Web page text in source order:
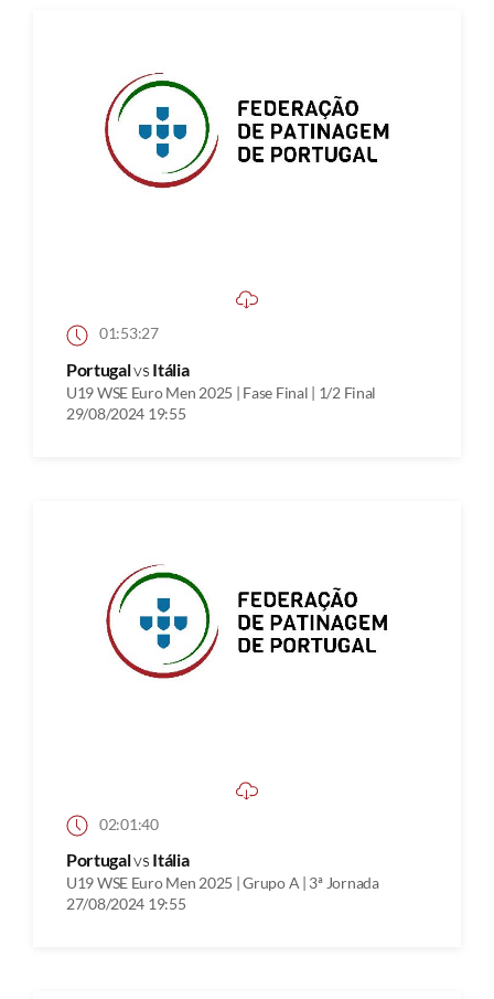
01:53:27
Portugalvs Itália
U19 WSE Euro Men 2025 | Fase Final | 1/2 Final
29/08/2024 19:55
02:01:40
Portugalvs Itália
U19 WSE Euro Men 2025 | Grupo A | 3ª Jornada
27/08/2024 19:55